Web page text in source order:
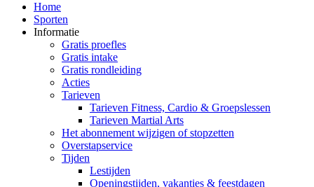
Home
Sporten
Informatie
Gratis proefles
Gratis intake
Gratis rondleiding
Acties
Tarieven
Tarieven Fitness, Cardio & Groepslessen
Tarieven Martial Arts
Het abonnement wijzigen of stopzetten
Overstapservice
Tijden
Lestijden
Openingstijden, vakanties & feestdagen